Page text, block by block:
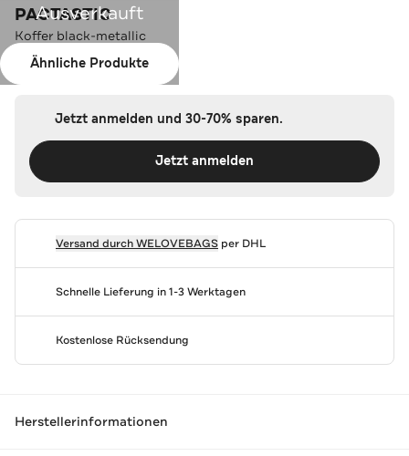
Ausverkauft
Ähnliche Produkte
PACTASTIC
Koffer black-metallic
Farbe:black-metallic
Jetzt anmelden und 30-70% sparen.
Jetzt anmelden
Versand durchWELOVEBAGSper DHL
Schnelle Lieferung in 1-3 Werktagen
Kostenlose Rücksendung
Herstellerinformationen